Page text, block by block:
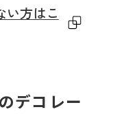
い方はこ
デコレー